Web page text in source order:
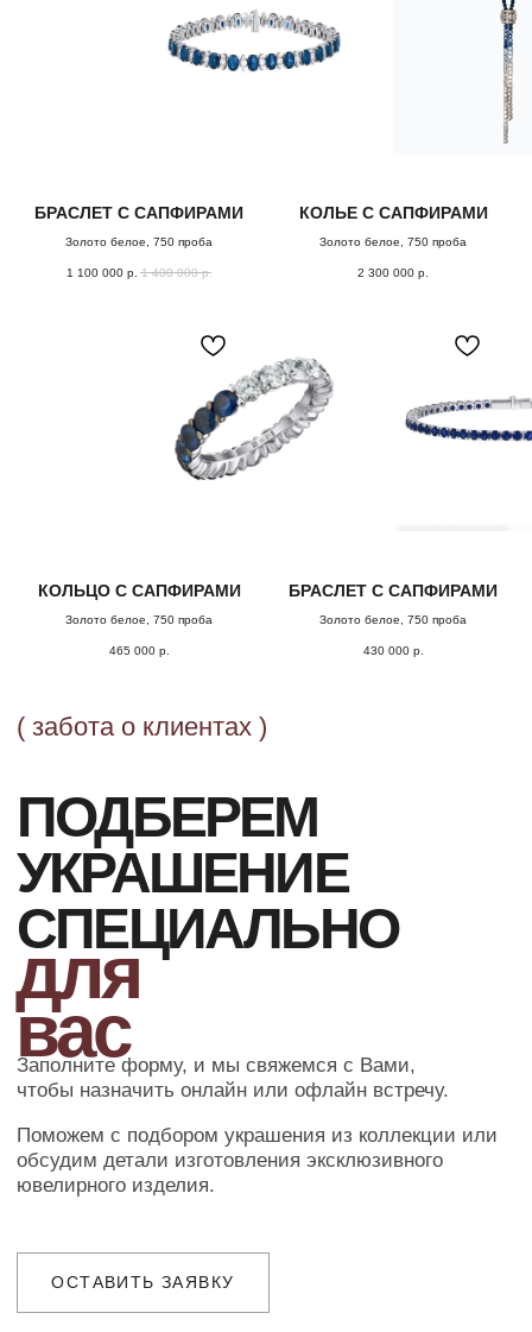
БРАСЛЕТ С САПФИРАМИ
Золото белое, 750 проба
1 100 000 р. 1 400 000 р.
КОЛЬЕ С САПФИРАМИ
Золото белое, 750 проба
2 300 000 р.
КОЛЬЦО С САПФИРАМИ
Золото белое, 750 проба
465 000 р.
БРАСЛЕТ С САПФИРАМИ
Золото белое, 750 проба
430 000 р.
чтобы назначить онлайн или офлайн встречу.
ПОДБЕРЕМ
вас
Поможем с подбором украшения из коллекции или
Добавьте товар в корзину и введите
во всплывающем окне
ОФОРМЛЕНИЕ ЗАКАЗА
Наш менеджер свяжется с Вами
в ближайшее время для уточнения
деталей заказа
ПОДТВЕРЖДЕНИЕ
Организуем презентацию и доставим
украшения в любой город собственной